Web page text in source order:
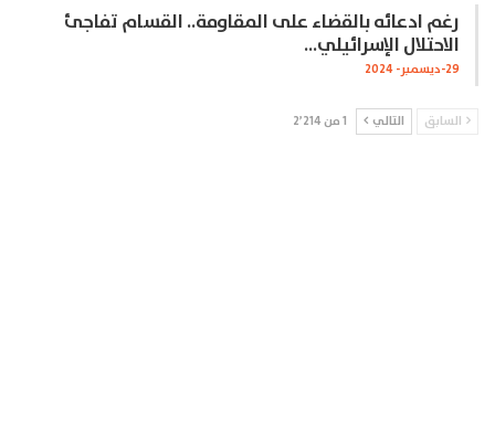
رغم ادعائه بالقضاء على المقاومة.. القسام تفاجئ
الاحتلال الإسرائيلي…
29-ديسمبر- 2024
السابق التالي 1 من 2٬214